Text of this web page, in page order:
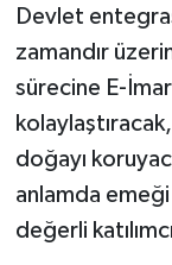
Devlet
zamandır
sürecine E-
doğayı
anlamda
değerli